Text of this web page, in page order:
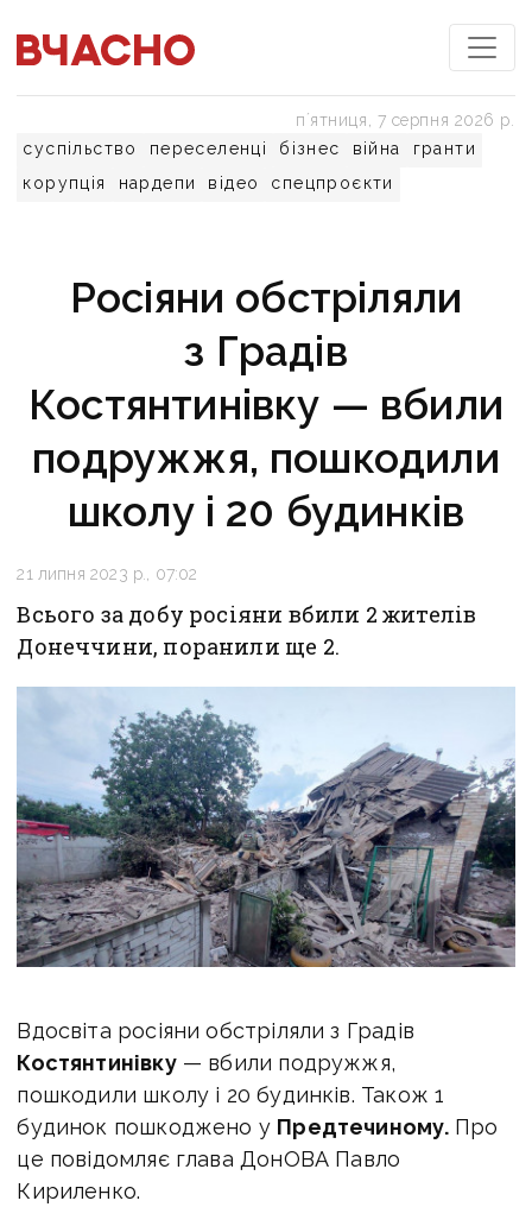
суспільство переселенці бізнес війна
гранти
корупція
нардепи відео спецпроєкти
пʼятниця, 7 серпня 2026 р.
Росіяни обстріляли
з Градів
Костянтинівку — вбили
подружжя, пошкодили
школу і 20 будинків
21 липня 2023 р., 07:02
Всього за добу росіяни вбили 2 жителів
Донеччини, поранили ще 2.
Вдосвіта росіяни обстріляли з Градів
Костянтинівку— вбили подружжя,
пошкодили школу і 20 будинків. Також 1
будинок пошкоджено у Предтечиному. Про
це повідомляє глава ДонОВА Павло
Кириленко.